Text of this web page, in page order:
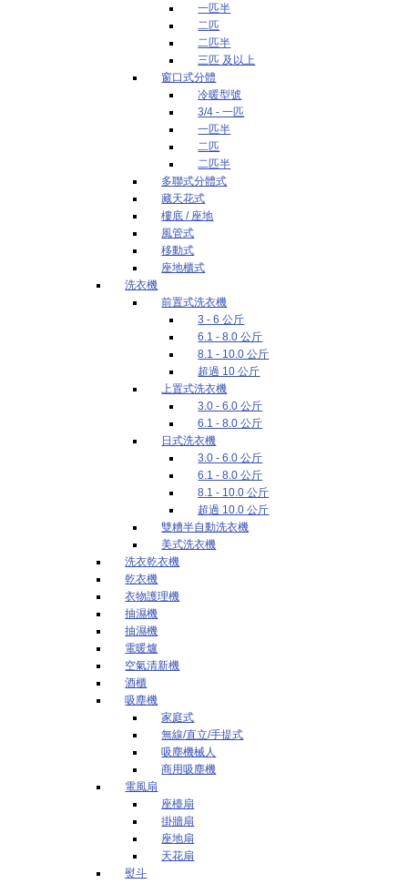
一匹半
二匹
二匹半
三匹 及以上
窗口式分體
冷暖型號
3/4 - 一匹
一匹半
二匹
二匹半
多聯式分體式
藏天花式
樓底 / 座地
風管式
移動式
座地櫃式
洗衣機
前置式洗衣機
3 - 6 公斤
6.1 - 8.0 公斤
8.1 - 10.0 公斤
超過 10 公斤
上置式洗衣機
3.0 - 6.0 公斤
6.1 - 8.0 公斤
日式洗衣機
3.0 - 6.0 公斤
6.1 - 8.0 公斤
8.1 - 10.0 公斤
超過 10.0 公斤
雙糟半自動洗衣機
美式洗衣機
洗衣乾衣機
乾衣機
衣物護理機
抽濕機
抽濕機
電暖爐
空氣清新機
酒櫃
吸塵機
家庭式
無線/直立/手提式
吸塵機械人
商用吸塵機
電風扇
座檯扇
掛牆扇
座地扇
天花扇
熨斗